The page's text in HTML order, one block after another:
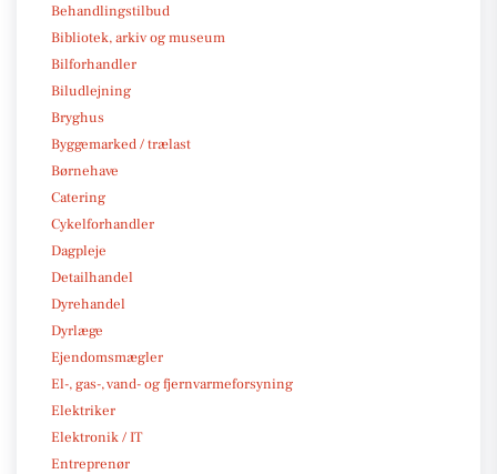
Behandlingstilbud
Bibliotek, arkiv og museum
Bilforhandler
Biludlejning
Bryghus
Byggemarked / trælast
Børnehave
Catering
Cykelforhandler
Dagpleje
Detailhandel
Dyrehandel
Dyrlæge
Ejendomsmægler
El-, gas-, vand- og fjernvarmeforsyning
Elektriker
Elektronik / IT
Entreprenør